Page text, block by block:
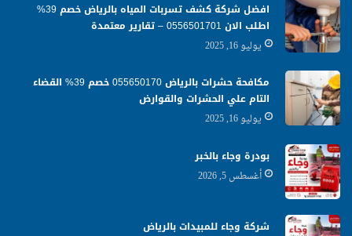
افضل شركة كشف تسربات المياه بالرياض خصم 39%
اطلب الان 0556501701‬‏ – تقارير معتمدة
يوليو 16, 2025
مكافحة حشرات بالرياض 055650170 خصم 39% القضاء
التام علي الحشرات والقوارض
يوليو 16, 2025
بودرة وجاء بالخبر
أغسطس 5, 2026
شركة وجاء للمبيدات بالرياض